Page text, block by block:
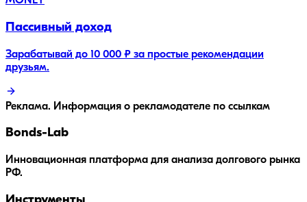
Пассивный доход
Зарабатывай до 10 000 ₽ за простые рекомендации
друзьям.
Реклама. Информация о рекламодателе по ссылкам
Bonds-Lab
Инновационная платформа для анализа долгового рынка
РФ.